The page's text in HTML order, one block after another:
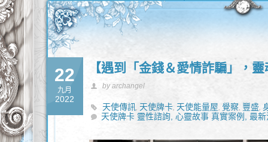
22
九月
2022
【遇到「金錢＆愛情詐騙」，
by archangel
天使傳訊, 天使牌卡, 天使能量屋, 覺察, 豐盛,
天使牌卡 靈性諮詢,心靈故事 真實案例,最